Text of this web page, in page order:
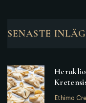
SENASTE
Ethimo